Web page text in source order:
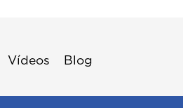
Vídeos Blog